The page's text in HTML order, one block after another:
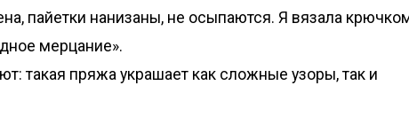
пайетки нанизаны, не осыпаются. Я вязала
мерцание».
такая пряжа украшает как сложные узоры, так и